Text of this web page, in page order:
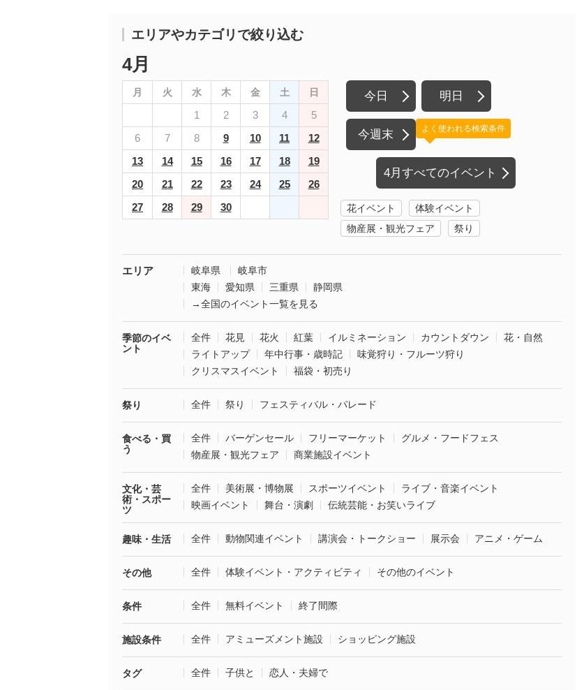
エリアやカテゴリで絞り込む
4月
月 火 水 木 金 土 日
1 2 3 4
5
6
7 8 9 10 11
12
13
14 15 16 17 18
19
20
21 22 23 24 25
26
27
28 29 30
今日 明日
今週末
4月すべてのイベント
よく使われる検索条件
花イベント
体験イベント
物産展・観光フェア
祭り
エリア 岐阜県
岐阜市
東海
愛知県 三重県
静岡県
→全国のイベント一覧を見る
季節のイベ
ント
全件 花見 花火 紅葉 イルミネーション カウントダウン
花・自然
ライトアップ
年中行事・歳時記
味覚狩り・フルーツ狩り
クリスマスイベント
福袋・初売り
祭り 全件 祭り フェスティバル・パレード
食べる・買
う
全件 バーゲンセール フリーマーケット
グルメ・フードフェス
物産展・観光フェア
商業施設イベント
文化・芸
術・スポー
ツ
全件 美術展・博物展 スポーツイベント
ライブ・音楽イベント
映画イベント
舞台・演劇 伝統芸能・お笑いライブ
趣味・生活 全件 動物関連イベント 講演会・トークショー 展示会 アニメ・ゲーム
その他 全件 体験イベント・アクティビティ その他のイベント
条件 全件 無料イベント 終了間際
施設条件 全件 アミューズメント施設 ショッピング施設
タグ 全件 子供と 恋人・夫婦で